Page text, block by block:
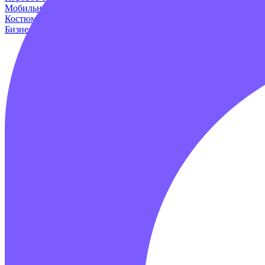
Мобильные аттракционы
Костюмы динозавров
Бизнес наборы